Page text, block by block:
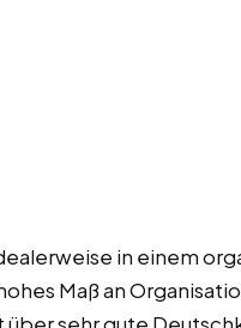
in einem
Maß an